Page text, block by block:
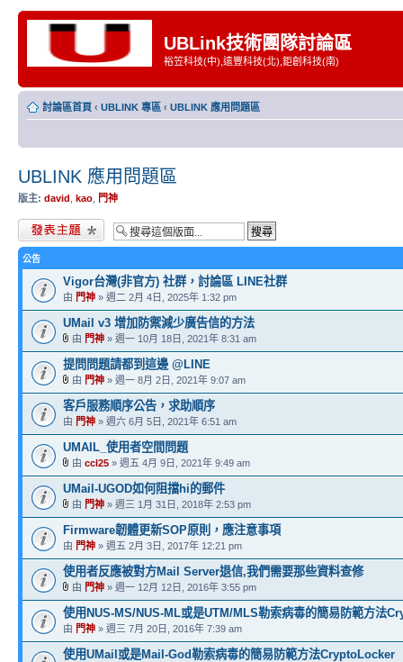
UBLink技術團隊討論區
裕笠科技(中),遠豐科技(北),鉅創科技(南)
討論區首頁 ‹ UBLINK 專區 ‹ UBLINK 應用問題區
UBLINK 應用問題區
版主: david kao 門神
發表新主題
公告
Vigor台灣(非官方) 社群，討論區 LINE社群
由 門神 » 週二 2月 4日, 2025年 1:32 pm
UMail v3 增加防禦減少廣告信的方法
由 門神 » 週一 10月 18日, 2021年 8:31 am
提問問題請都到這邊 @LINE
由 門神 » 週一 8月 2日, 2021年 9:07 am
客戶服務順序公告，求助順序
由 門神 » 週六 6月 5日, 2021年 6:51 am
UMAIL_使用者空間問題
由 ccl25 » 週五 4月 9日, 2021年 9:49 am
UMail-UGOD如何阻擋hi的郵件
由 門神 » 週三 1月 31日, 2018年 2:53 pm
Firmware韌體更新SOP原則，應注意事項
由 門神 » 週五 2月 3日, 2017年 12:21 pm
使用者反應被對方Mail Server退信,我們需要那些資料查修
由 門神 » 週一 12月 12日, 2016年 3:55 pm
使用NUS-MS/NUS-ML或是UTM/MLS勒索病毒的簡易防範方法
由 門神 » 週三 7月 20日, 2016年 7:39 am
使用UMail或是Mail-God勒索病毒的簡易防範方法CryptoLocker